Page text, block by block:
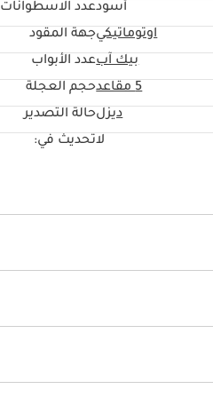
أسودعدد الاسطوانات
اوتوماتيكيجهة المقود
بيك آبعدد الأبواب
5 مقاعد حجم العجلة
ديزلحالة التصدير
لاتحديث في: